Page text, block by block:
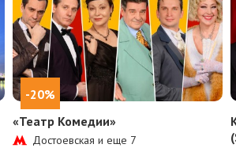
-20%
«Театр Комедии»
Достоевская и еще 7